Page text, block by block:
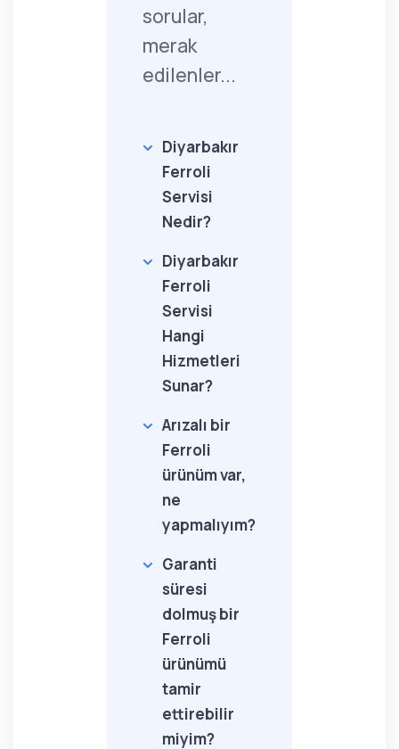
sorular,
merak
edilenler...
Diyarbakır
Ferroli
Servisi
Nedir?
Diyarbakır
Ferroli
Servisi
Hangi
Hizmetleri
Sunar?
Arızalı bir
Ferroli
ürünüm var,
ne
yapmalıyım?
Garanti
süresi
dolmuş bir
Ferroli
ürünümü
tamir
ettirebilir
miyim?